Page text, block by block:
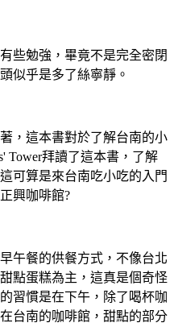
些勉強，畢竟不是完全密閉
似乎是多了絲寧靜。
，這本書對於了解台南的小
Tower拜讀了這本書，了解
可算是來台南吃小吃的入門
興咖啡館?
午餐的供餐方式，不像台北
點蛋糕為主，這真是個奇怪
習慣是在下午，除了喝杯咖
台南的咖啡館，甜點的部分